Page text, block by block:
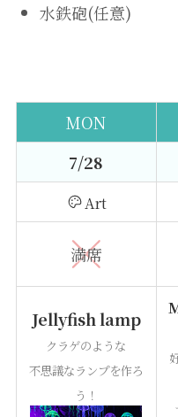
水鉄砲(任意)
MON
7/28
Art
満席
Jellyfish lamp
クラゲのような
不思議なランプを作ろ
う！